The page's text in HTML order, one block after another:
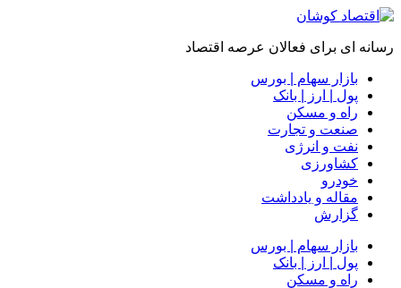
رسانه ای برای فعالان عرصه اقتصاد
بازار سهام | بورس
پول | ارز | بانک
راه و مسکن
صنعت و تجارت
نفت و انرژی
کشاورزی
خودرو
مقاله و یادداشت
گزارش
بازار سهام | بورس
پول | ارز | بانک
راه و مسکن